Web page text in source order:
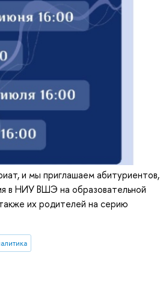
и мы приглашаем абитуриентов,
в НИУ ВШЭ на образовательной
их родителей на серию